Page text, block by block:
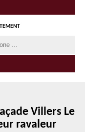
Villers Le
ravaleur